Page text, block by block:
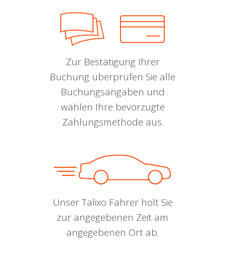
Zur Bestätigung Ihrer
Buchung überprüfen Sie alle
Buchungsangaben und
wählen Ihre bevorzugte
Zahlungsmethode aus.
Unser Talixo Fahrer holt Sie
zur angegebenen Zeit am
angegebenen Ort ab.